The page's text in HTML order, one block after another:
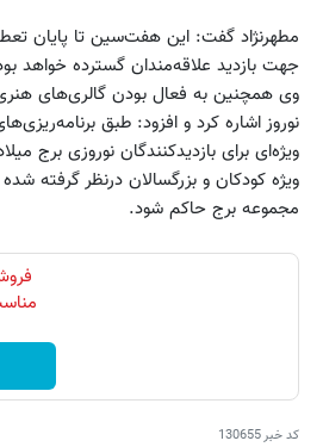
مطهرنژاد گفت: این هفت‌سین تا پایان
جهت بازدید علاقه‌مندان گسترده خواهد
وی همچنین به فعال بودن گالری‌های
نوروز اشاره کرد و افزود: طبق
ویژه‌ای برای بازدید‌کنندگان نوروزی برج
ویژه کودکان و بزرگسالان درنظر گرفته
مجموعه برج حاکم شود.
کد خبر130655